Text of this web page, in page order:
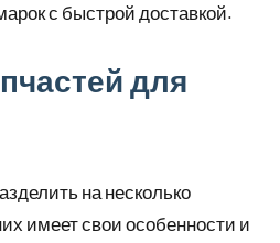
с быстрой доставкой.
для
на несколько
имеет свои особенности и